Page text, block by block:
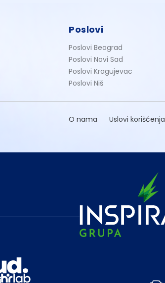
Poslovi
Poslovi Beograd
Poslovi Novi Sad
Poslovi Kragujevac
Poslovi Niš
O nama Uslovi korišćenja